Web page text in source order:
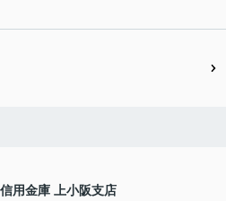
用金庫 上小阪支店